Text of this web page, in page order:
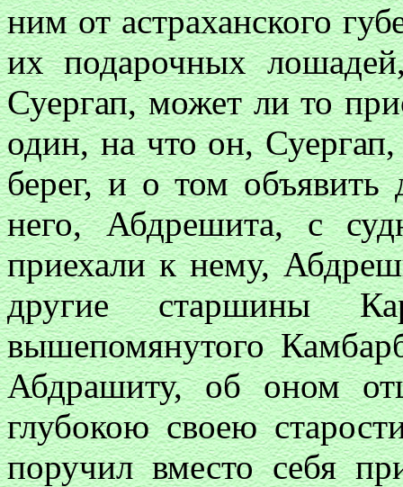
ним от астраханского
их подарочных
Суергап, может ли то
один, на что он, Суергап,
берег, и о том
него, Абдрешита, с
приехали к нему,
другие старшины
вышепомянутого
Абдрашиту, об оном
глубокою своею
поручил вместо себя